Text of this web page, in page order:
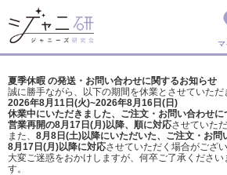
マ
夏季休暇 の発送・お問い合わせに関するお知らせ
誠に勝手ながら、以下の期間を休業とさせていただ
2026年8月11日(火)~2026年8月16日(日)
休業中にいただきました、ご注文・お問い合わせに
営業再開の8月17日(月)以降、順に対応させていた
また、 8月8日(土)以降にいただいた、ご注文・ お問
8月17日(月)以降に対応させていただく場合がござい
大変ご迷惑をおかけしますが、 何卒ご了承ください
す。